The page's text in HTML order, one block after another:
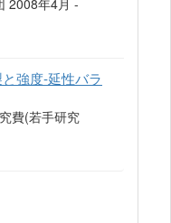
2008年4月 -
強度-延性バラ
費(若手研究